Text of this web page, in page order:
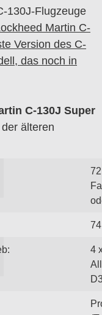
130J-Flugzeuge
Martin C-
Version des C-
das noch in
C-130J Super
älteren
72
4